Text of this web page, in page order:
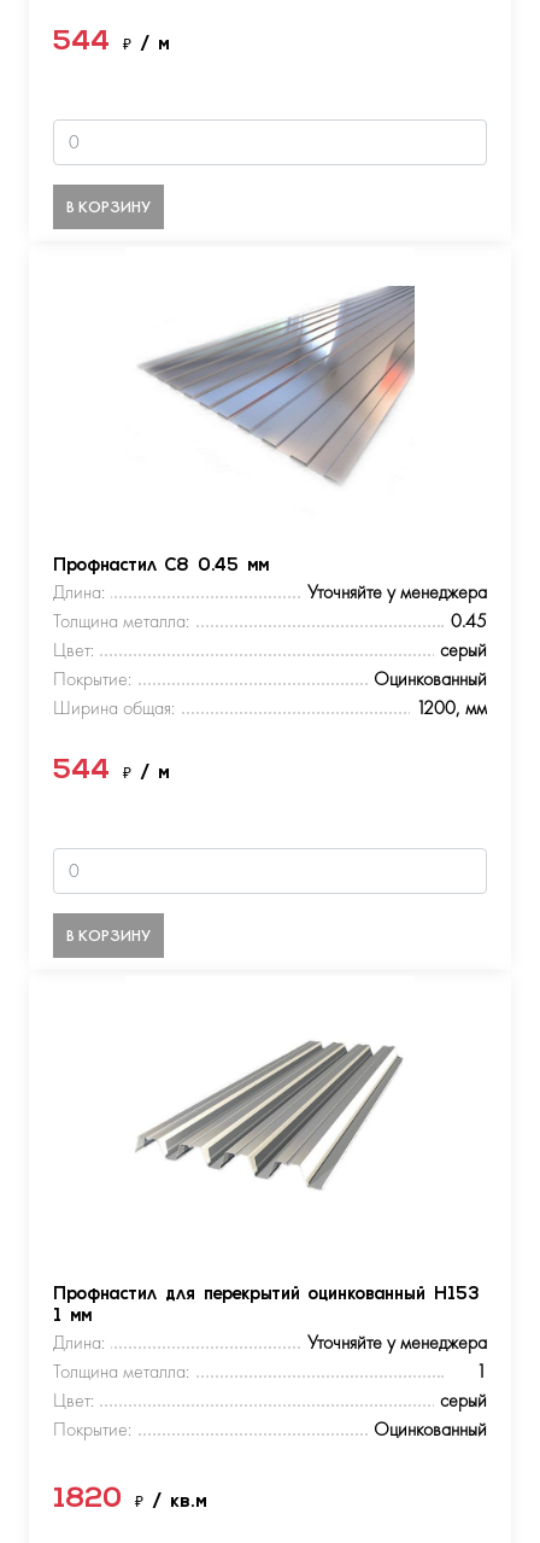
544 ₽ / м
В КОРЗИНУ
Профнастил С8 0.45 мм
Длина:
Уточняйте у менеджера
Толщина металла:
0.45
Цвет:
серый
Покрытие:
Оцинкованный
Ширина общая:
1200, мм
544 ₽ / м
В КОРЗИНУ
Профнастил для перекрытий оцинкованный Н153
1 мм
Длина:
Уточняйте у менеджера
Толщина металла:
1
Цвет:
серый
Покрытие:
Оцинкованный
1820 ₽ / кв.м